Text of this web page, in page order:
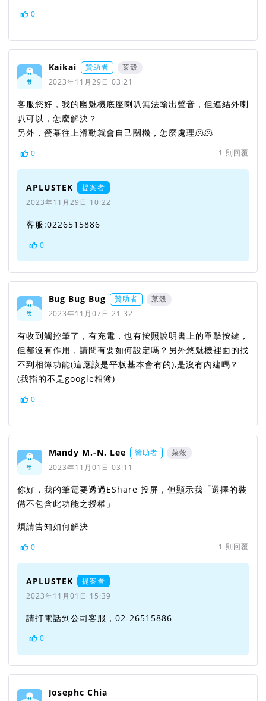
0
Kaikai 贊助者
菜殼
2023年11月29日 03:21
客服您好，我的幽魅機底座喇叭無法輸出聲音，但連結外喇
叭可以，怎麼解決？
另外，螢幕往上滑動就會自己關機，怎麼處理🫠🫠
0 1 則回覆
APLUSTEK
提案者
2023年11月29日 10:22
客服:0226515886
0
Bug Bug Bug 贊助者
菜殼
2023年11月07日 21:32
有收到觸控筆了，有充電，也有按照說明書上的單擊按鍵，
但都沒有作用，請問有要如何設定嗎？另外悠魅機裡面的找
不到相簿功能(這應該是平板基本會有的),是沒有內建嗎？
(我指的不是google相簿)
0
Mandy M.-N. Lee 贊助者
菜殼
2023年11月01日 03:11
你好，我的筆電要透過EShare 投屏，但顯示我「選擇的裝
備不包含此功能之授權」
煩請告知如何解決
0 1 則回覆
APLUSTEK
提案者
2023年11月01日 15:39
請打電話到公司客服，02-26515886
0
Josephc Chia